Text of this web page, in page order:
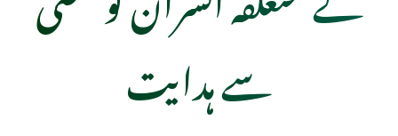
سے ہدایت